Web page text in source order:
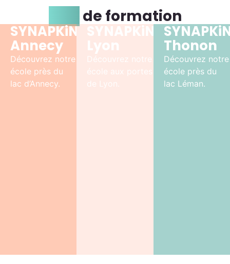
de formation
SYNAPKiN
Annecy
Découvrez notre
école près du
lac d’Annecy.
SYNAPKiN
Lyon
Découvrez notre
école aux portes
de Lyon.
Thonon
Découvrez notre
école près du
lac Léman.